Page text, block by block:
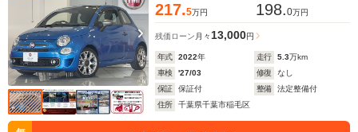
217.5万円 198.0万円
残価ローン 月々 13,000円
年式 2022年 走行 5.3万km
車検
'27/03 修復
なし
保証
保証付 整備
法定整備付
住所
千葉県千葉市稲毛区